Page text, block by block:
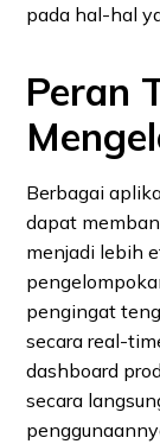
pada hal-hal
Peran
Berbagai
dapat
menjadi lebih
pengingat
secara real-
dashboard
secara